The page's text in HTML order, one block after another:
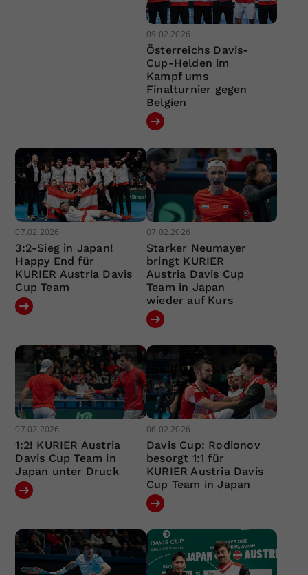
09.02.2026
Österreichs Davis-
Cup-Helden im
Kampf ums
Finalturnier gegen
Belgien
07.02.2026
3:2-Sieg in Japan!
Happy End für
KURIER Austria Davis
Cup Team
07.02.2026
Starker Neumayer
bringt KURIER
Austria Davis Cup
Team in Japan
wieder auf Kurs
07.02.2026
1:2! KURIER Austria
Davis Cup Team in
Japan unter Druck
06.02.2026
Davis Cup: Rodionov
besorgt 1:1 für
KURIER Austria Davis
Cup Team in Japan